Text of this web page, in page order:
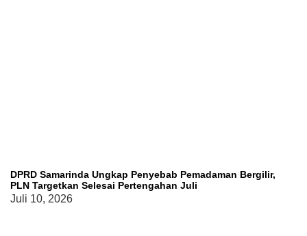
DPRD Samarinda Ungkap Penyebab Pemadaman Bergilir,
PLN Targetkan Selesai Pertengahan Juli
Juli 10, 2026